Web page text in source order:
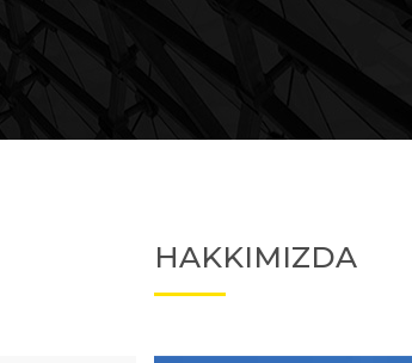
Eden Proje 2
HAKKIMIZDA